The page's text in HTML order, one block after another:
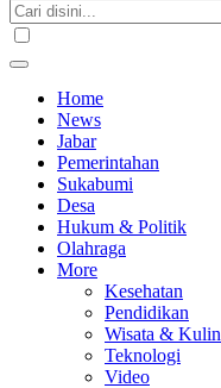
Home
News
Jabar
Pemerintahan
Sukabumi
Desa
Hukum & Politik
Olahraga
More
Kesehatan
Pendidikan
Wisata &
Teknologi
Video